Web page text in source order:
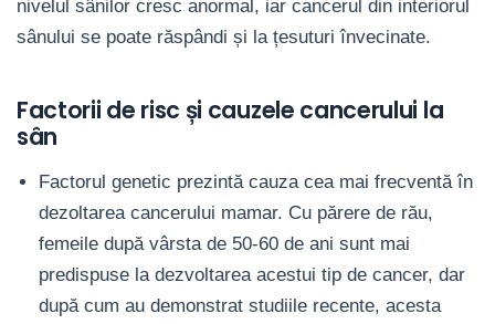
nivelul sânilor cresc anormal, iar cancerul din interiorul
sânului se poate răspândi și la țesuturi învecinate.
Factorii de risc și cauzele cancerului la
sân
Factorul genetic prezintă cauza cea mai frecventă în
dezoltarea cancerului mamar. Cu părere de rău,
femeile după vârsta de 50-60 de ani sunt mai
predispuse la dezvoltarea acestui tip de cancer, dar
după cum au demonstrat studiile recente, acesta